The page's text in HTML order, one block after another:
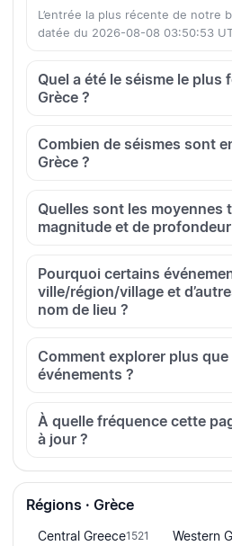
L’entrée la plus récente de notre
datée du 2026-08-08 03:50:53
Quel a été le séisme le plus
Grèce ?
Combien de séismes sont
Grèce ?
Quelles sont les moyennes
magnitude et de profondeur
Pourquoi certains
ville/région/village et
nom de lieu ?
Comment explorer plus
événements ?
À quelle fréquence cette
à jour ?
Régions · Grèce
Central Greece1521 Western